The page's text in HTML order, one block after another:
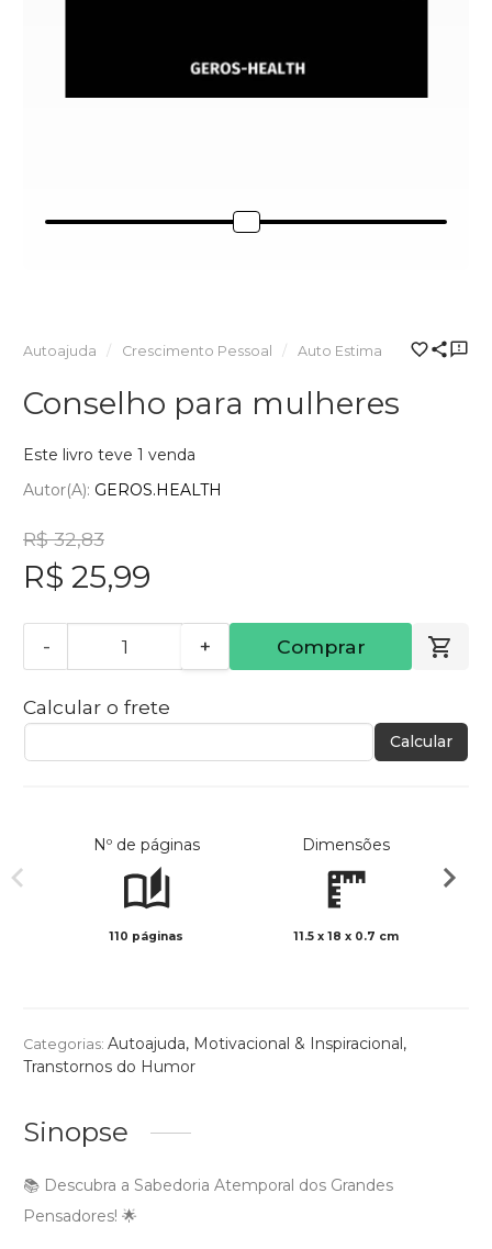
Autoajuda Crescimento Pessoal Auto Estima
Conselho para mulheres
Este livro teve 1 venda
Autor(a): GEROS.HEALTH
R$ 32,83
R$ 25,99
- + Comprar
Calcular o frete
Calcular
Nº de páginas
110 páginas
Dimensões
11.5 x 18 x 0.7 cm
Categorias: Autoajuda, Motivacional & Inspiracional ,
Transtornos do Humor
Sinopse
📚 Descubra a Sabedoria Atemporal dos Grandes
Pensadores! 🌟